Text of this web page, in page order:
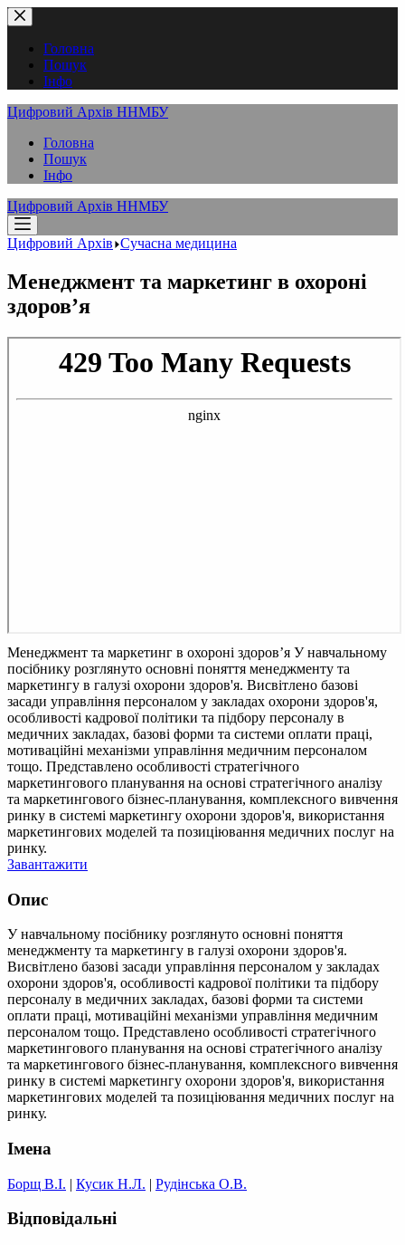
Перейти
до
вмістуГоловна
Пошук
Інфо
Цифровий Архів ННМБУ
Головна
Пошук
Інфо
Цифровий Архів ННМБУ
Цифровий Архів Сучасна медицина
Менеджмент та маркетинг в охороні
здоров’я
Менеджмент та маркетинг в охороні здоров’я У навчальному
посібнику розглянуто основні поняття менеджменту та
маркетингу в галузі охорони здоров'я. Висвітлено базові
засади управління персоналом у закладах охорони здоров'я,
особливості кадрової політики та підбору персоналу в
медичних закладах, базові форми та системи оплати праці,
мотиваційні механізми управління медичним персоналом
тощо. Представлено особливості стратегічного
маркетингового планування на основі стратегічного аналізу
та маркетингового бізнес-планування, комплексного вивчення
ринку в системі маркетингу охорони здоров'я, використання
маркетингових моделей та позиціювання медичних послуг на
ринку.
Завантажити
Опис
У навчальному посібнику розглянуто основні поняття
менеджменту та маркетингу в галузі охорони здоров'я.
Висвітлено базові засади управління персоналом у закладах
охорони здоров'я, особливості кадрової політики та підбору
персоналу в медичних закладах, базові форми та системи
оплати праці, мотиваційні механізми управління медичним
персоналом тощо. Представлено особливості стратегічного
маркетингового планування на основі стратегічного аналізу
та маркетингового бізнес-планування, комплексного вивчення
ринку в системі маркетингу охорони здоров'я, використання
маркетингових моделей та позиціювання медичних послуг на
ринку.
Імена
Борщ В.І. | Кусик Н.Л. | Рудінська О.В.
Відповідальні